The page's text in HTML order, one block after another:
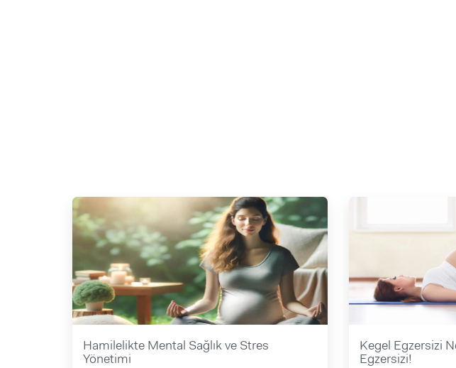
Hamilelikte Mental Sağlık ve Stres
Yönetimi
Kegel Egzersizi
Egzersizi!